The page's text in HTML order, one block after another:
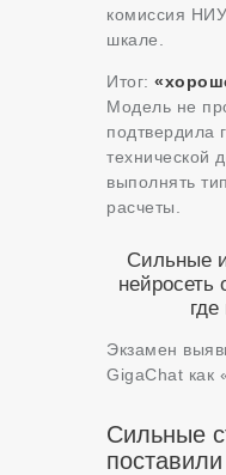
комиссия
шкале.
Итог:
Модель не
подтвердила
технической
выполнять
расчеты.
Сильные
нейросеть
Экзамен
GigaChat как
Сильные